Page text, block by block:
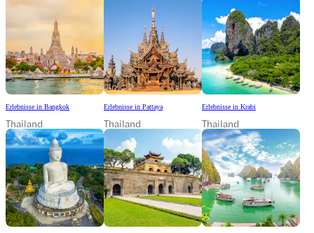
Erlebnisse in Bangkok
Thailand
Erlebnisse in Pattaya
Thailand
Erlebnisse in Krabi
Thailand